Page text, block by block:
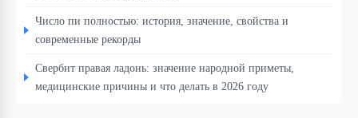
Число пи полностью: история, значение, свойства и
современные рекорды
Свербит правая ладонь: значение народной приметы,
медицинские причины и что делать в 2026 году